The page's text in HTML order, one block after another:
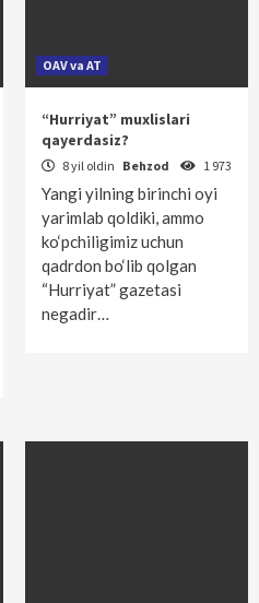
OAV va AT
“Hurriyat” muxlislari
qayerdasiz?
8 yil oldin Behzod 1 973
Yangi yilning birinchi oyi
yarimlab qoldiki, ammo
ko‘pchiligimiz uchun
qadrdon bo‘lib qolgan
“Hurriyat” gazetasi
negadir…